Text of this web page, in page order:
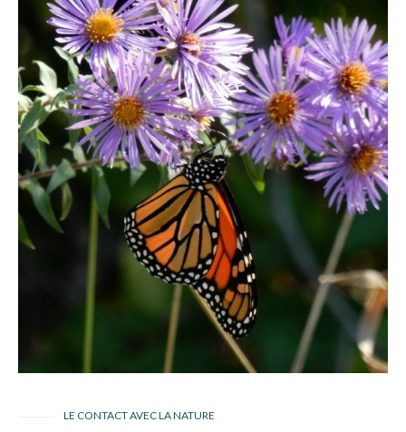
LE CONTACT AVEC LA NATURE